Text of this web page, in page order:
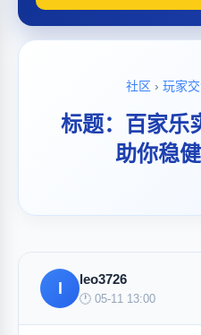
社区 › 玩家
标题：百家乐
助你稳
leo3726
🕐 05-11 13:00